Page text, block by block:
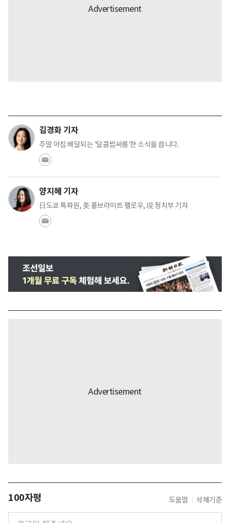
김경화 기자
주말 아침 배달되는 '달콤쌉싸름'한 소식을 씁니다.
양지혜 기자
日도쿄 특파원, 美 풀브라이트 펠로우, 現 정치부 기자
100자평 도움말 삭제기준